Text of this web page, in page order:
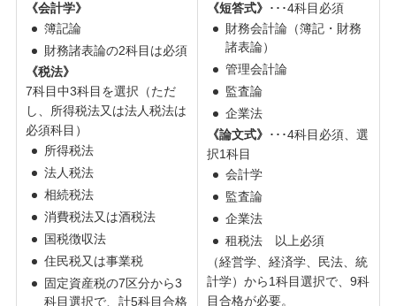
《会計学》
簿記論
財務諸表論の2科目は必須
《税法》
7科目中3科目を選択（ただ
し、所得税法又は法人税法は
必須科目）
所得税法
法人税法
相続税法
消費税法又は酒税法
国税徴収法
住民税又は事業税
固定資産税の7区分から3
科目選択で、計5科目合格
《短答式》 ･･･4科目必須
財務会計論（簿記・財務
諸表論）
管理会計論
監査論
企業法
《論文式》 ･･･4科目必須、選
択1科目
会計学
監査論
企業法
租税法 以上必須
（経営学、経済学、民法、統
計学）から1科目選択で、9科
目合格が必要。